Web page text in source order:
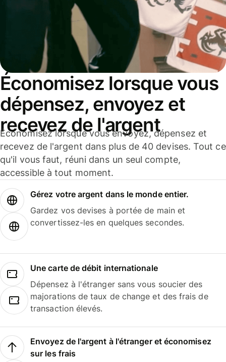
Économisez lorsque vous
dépensez, envoyez et
recevez de l'argent
Économisez lorsque vous envoyez, dépensez et
recevez de l'argent dans plus de 40 devises. Tout ce
qu'il vous faut, réuni dans un seul compte,
accessible à tout moment.
Gérez votre argent dans le monde entier.
Gardez vos devises à portée de main et
convertissez-les en quelques secondes.
Une carte de débit internationale
Dépensez à l'étranger sans vous soucier des
majorations de taux de change et des frais de
transaction élevés.
Envoyez de l'argent à l'étranger et économisez
sur les frais